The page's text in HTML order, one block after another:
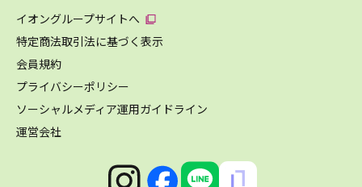
イオングループサイトへ
特定商法取引法に基づく表示
会員規約
プライバシーポリシー
ソーシャルメディア運用ガイドライン
運営会社